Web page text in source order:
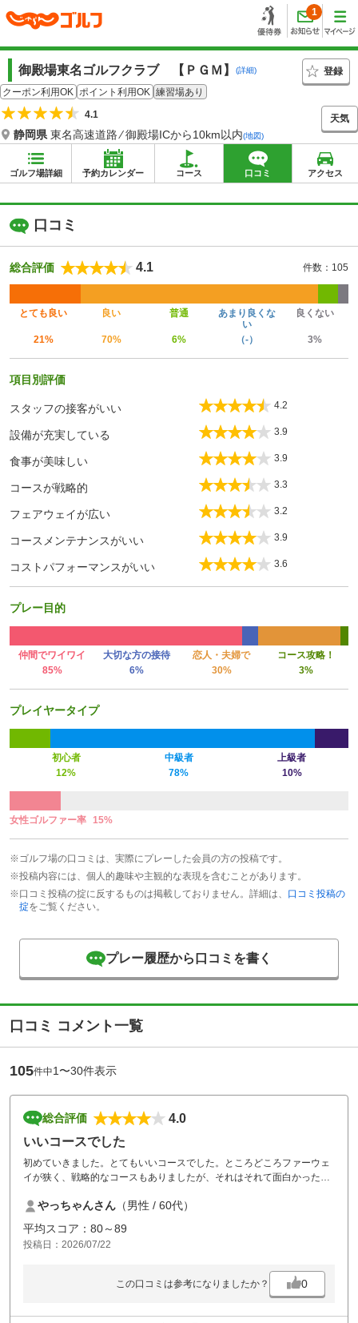
1
御殿場東名ゴルフクラブ 【ＰＧＭ】 (詳細)
登録
クーポン利用OK ポイント利用OK 練習場あり
4.1
静岡県 東名高速道路 ⁄ 御殿場ICから10km以内(地図)
天気
ゴルフ場詳細 予約カレンダー コース 口コミ アクセス
口コミ
総合評価 4.1 件数：105
とても良い 良い 普通
あまり良くな
い
良くない
21% 70% 6% （-） 3%
項目別評価
スタッフの接客がいい 4.2
設備が充実している 3.9
食事が美味しい 3.9
コースが戦略的 3.3
フェアウェイが広い 3.2
コースメンテナンスがいい 3.9
コストパフォーマンスがいい 3.6
プレー目的
仲間でワイワイ 大切な方の接待 恋人・夫婦で
コース攻略！
85%
6% 30% 3%
プレイヤータイプ
初心者 中級者
上級者
12%
78% 10%
女性ゴルファー率 15%
※ゴルフ場の口コミは、実際にプレーした会員の方の投稿です。
※投稿内容には、個人的趣味や主観的な表現を含むことがあります。
※口コミ投稿の掟に反するものは掲載しておりません。詳細は、 口コミ投稿の
掟をご覧ください。
プレー履歴から口コミを書く
口コミ コメント一覧
105件中1〜30件表示
総合評価
4.0
いいコースでした
初めていきました。とてもいいコースでした。ところどころファーウェ
イが狭く、戦略的なコースもありましたが、それはそれて面白かったで
やっちゃんさん （男性 / 60代）
平均スコア：80～89
投稿日：2026/07/22
この口コミは参考になりましたか？ 0